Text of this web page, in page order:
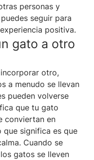
personas y
seguir para
positiva.
gato a otro
otro,
a menudo se llevan
pueden volverse
que tu gato
conviertan en
que significa es que
Cuando se
gatos se lleven